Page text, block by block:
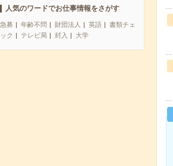
人気のワードでお仕事情報をさがす
急募 年齢不問 財団法人 英語
書類チェ
ック
テレビ局 封入 大学